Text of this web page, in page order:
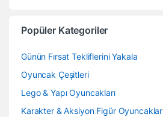
Popüler Kategoriler
Günün Fırsat Tekliflerini Yakala
Oyuncak Çeşitleri
Lego & Yapı Oyuncakları
Karakter & Aksiyon Figür Oyuncaklar